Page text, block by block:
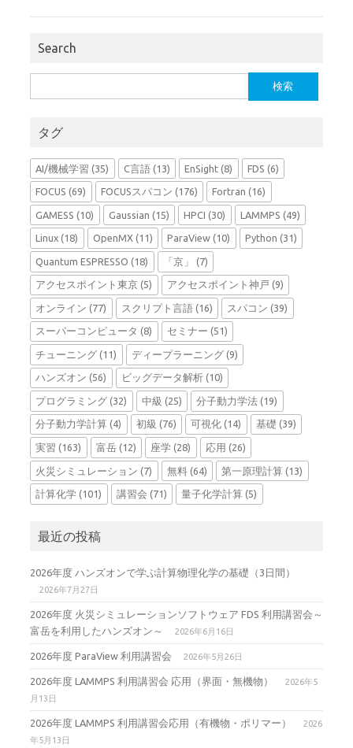
Search
索:
タグ
AI/機械学習 (35) C言語(13) EnSight (8) FDS (6)
FOCUS (69) FOCUSスパコン (176) Fortran (16)
GAMESS (10) Gaussian (15) HPCI (30) LAMMPS (49)
Linux (18) OpenMX(11) ParaView (10) Python (31)
Quantum ESPRESSO (18) 「京」 (7)
アクセスポイント東京 (5) アクセスポイント神戸 (9)
オンライン (77) スクリプト言語(16) スパコン (39)
スーパーコンピュータ (8) セミナー (51)
チューニング (11) ディープラーニング(9)
ハンズオン (56) ビッグデータ解析(10)
プログラミング (32) 中級 (25) 分子動力学法 (19)
分子動力学計算 (4) 初級 (76) 可視化 (14) 基礎 (39)
実習 (163) 富岳(12) 座学 (28) 応用 (26)
火災シミュレーション (7) 無料(64) 第一原理計算 (13)
計算化学 (101) 講習会 (71) 量子化学計算 (5)
最近の投稿
2026年度 ハンズオンで学ぶ計算物理化学の基礎（3日間）
2026年7月27日
2026年度 火災シミュレーションソフトウェア FDS 利用講習会～
富岳を利用したハンズオン～
2026年6月16日
2026年度 ParaView 利用講習会 2026年5月26日
2026年度 LAMMPS 利用講習会 応用（界面・無機物）
2026年5
月13日
2026年度 LAMMPS 利用講習会応用（有機物・ポリマー）
2026
年5月13日